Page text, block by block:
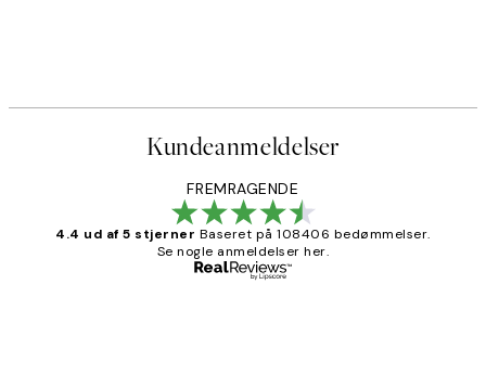
Kundeanmeldelser
FREMRAGENDE
4.4 ud af 5 stjerner Baseret på 108406 bedømmelser.
Se nogle anmeldelser her.